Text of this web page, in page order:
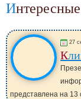
27
представлена на 13